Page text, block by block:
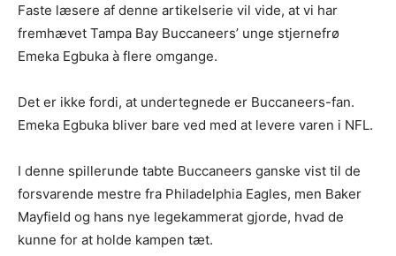
Faste læsere af denne artikelserie vil vide, at vi har
fremhævet Tampa Bay Buccaneers’ unge stjernefrø
Emeka Egbuka à flere omgange.
Det er ikke fordi, at undertegnede er Buccaneers-fan.
Emeka Egbuka bliver bare ved med at levere varen i NFL.
I denne spillerunde tabte Buccaneers ganske vist til de
forsvarende mestre fra Philadelphia Eagles, men Baker
Mayfield og hans nye legekammerat gjorde, hvad de
kunne for at holde kampen tæt.